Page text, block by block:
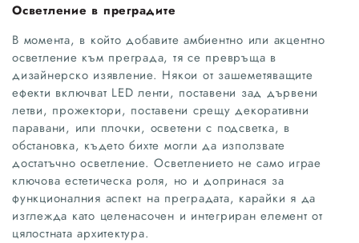
Осветление в преградите
В момента, в който добавите амбиентно или акцентно
осветление към преграда, тя се превръща в
дизайнерско изявление. Някои от зашеметяващите
ефекти включват LED ленти, поставени зад дървени
летви, прожектори, поставени срещу декоративни
паравани, или плочки, осветени с подсветка, в
обстановка, където бихте могли да използвате
достатъчно осветление. Осветлението не само играе
ключова естетическа роля, но и допринася за
функционалния аспект на преградата, карайки я да
изглежда като целенасочен и интегриран елемент от
цялостната архитектура.